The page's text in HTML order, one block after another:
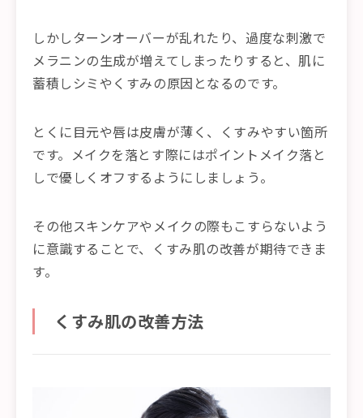
しかしターンオーバーが乱れたり、過度な刺激で
メラニンの生成が増えてしまったりすると、肌に
蓄積しシミやくすみの原因となるのです。
とくに目元や唇は皮膚が薄く、くすみやすい箇所
です。メイクを落とす際にはポイントメイク落と
しで優しくオフするようにしましょう。
その他スキンケアやメイクの際もこすらないよう
に意識することで、くすみ肌の改善が期待できま
す。
くすみ肌の改善方法